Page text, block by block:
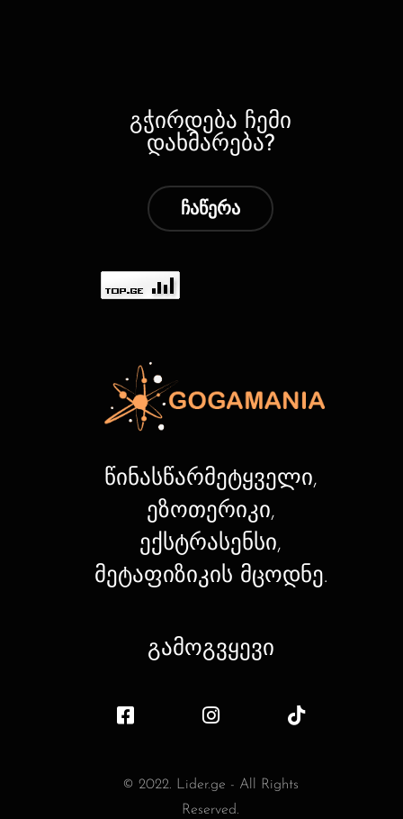
გჭირდება ჩემი
დახმარება?
ჩაწერა
წინასწარმეტყველი,
ეზოთერიკი,
ექსტრასენსი,
მეტაფიზიკის მცოდნე.
გამოგვყევი
© 2022. Lider.ge - All Rights
Reserved.